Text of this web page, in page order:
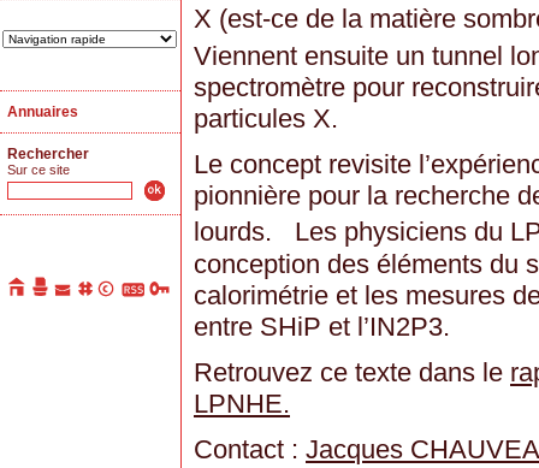
Annuaires
Rechercher
Sur ce site
X (est-ce de la matière
Viennent ensuite un tunnel
spectromètre pour
particules X.
Le concept revisite
pionnière pour la recherche
lourds. Les physiciens du
conception des éléments du
calorimétrie et les mesures
entre SHiP et l’IN2P3.
Retrouvez ce texte dans le
LPNHE.
Contact : Jacques